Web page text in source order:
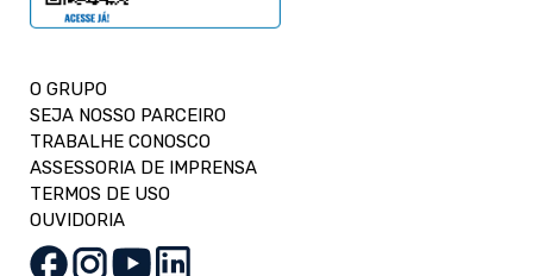
O GRUPO
SEJA NOSSO PARCEIRO
TRABALHE CONOSCO
ASSESSORIA DE IMPRENSA
TERMOS DE USO
OUVIDORIA